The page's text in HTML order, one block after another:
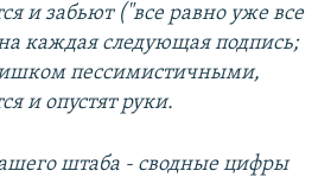
и забьют ("все равно уже все
каждая следующая подпись;
пессимистичными,
и опустят руки.
штаба - сводные цифры